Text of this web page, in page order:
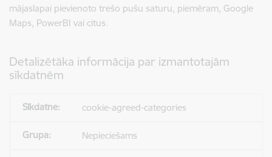
mājaslapai pievienoto trešo pušu saturu, piemēram, Google
Maps, PowerBI vai citus.
Detalizētāka informācija par izmantotajām
sīkdatnēm
cookie-agreed-categories
Nepieciešams